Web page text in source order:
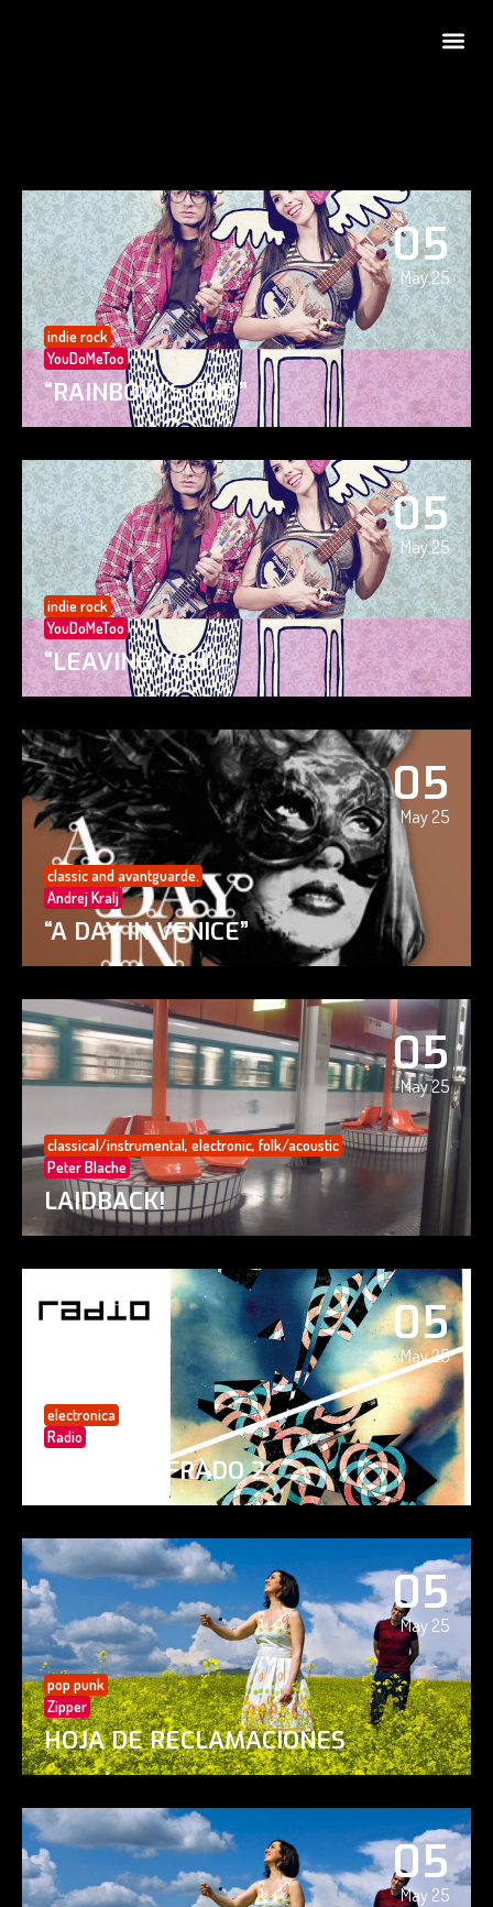
05
May 25
indie rock
YouDoMeToo
“RAINBOW’S END”
05
May 25
indie rock
YouDoMeToo
“LEAVING YOU”
05
May 25
classic and avantguarde.
Andrej Kralj
“A DAY IN VENICE”
05
May 25
classical/instrumental, electronic, folk/acoustic
Peter Blache
LAIDBACK!
05
May 25
electronica
Radio
PAISAJE CIFRADO 2
05
May 25
pop punk
Zipper
HOJA DE RECLAMACIONES
05
May 25